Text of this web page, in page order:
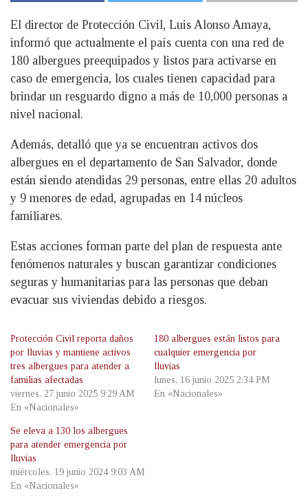
El director de Protección Civil, Luis Alonso Amaya,
informó que actualmente el país cuenta con una red de
180 albergues preequipados y listos para activarse en
caso de emergencia, los cuales tienen capacidad para
brindar un resguardo digno a más de 10,000 personas a
nivel nacional.
Además, detalló que ya se encuentran activos dos
albergues en el departamento de San Salvador, donde
están siendo atendidas 29 personas, entre ellas 20 adultos
y 9 menores de edad, agrupadas en 14 núcleos
familiares.
Estas acciones forman parte del plan de respuesta ante
fenómenos naturales y buscan garantizar condiciones
seguras y humanitarias para las personas que deban
evacuar sus viviendas debido a riesgos.
Protección Civil reporta daños
por lluvias y mantiene activos
tres albergues para atender a
familias afectadas
viernes, 27 junio 2025 9:29 AM
En «Nacionales»
180 albergues están listos para
cualquier emergencia por
lluvias
lunes, 16 junio 2025 2:34 PM
En «Nacionales»
Se eleva a 130 los albergues
para atender emergencia por
lluvias
miércoles, 19 junio 2024 9:03 AM
En «Nacionales»